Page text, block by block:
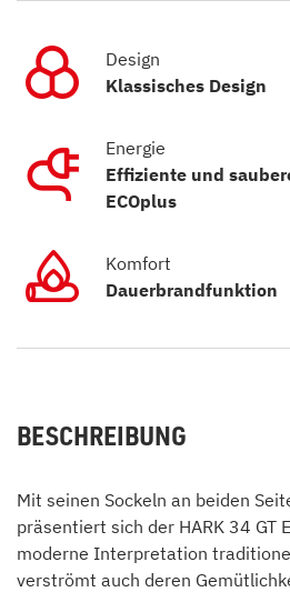
Design
Klassisches Design
Energie
Effiziente und
ECOplus
Komfort
Dauerbrandfunktion
BESCHREIBUNG
Mit seinen Sockeln an beiden
präsentiert sich der HARK 34 GT
moderne Interpretation
verströmt auch deren